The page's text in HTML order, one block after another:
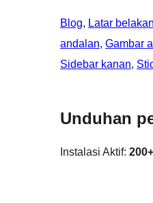
Blog, Latar
andalan, Gambar
Sidebar kanan,
Unduhan
Instalasi Aktif: 200+